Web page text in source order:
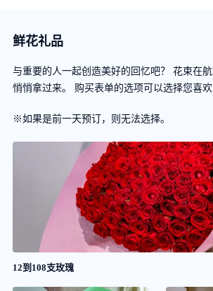
鲜花礼品
与重要的人一起创造美好的回忆吧？ 花束在
悄悄拿过来。 购买表单的选项可以选择您喜欢
※如果是前一天预订，则无法选择。
12到108支玫瑰